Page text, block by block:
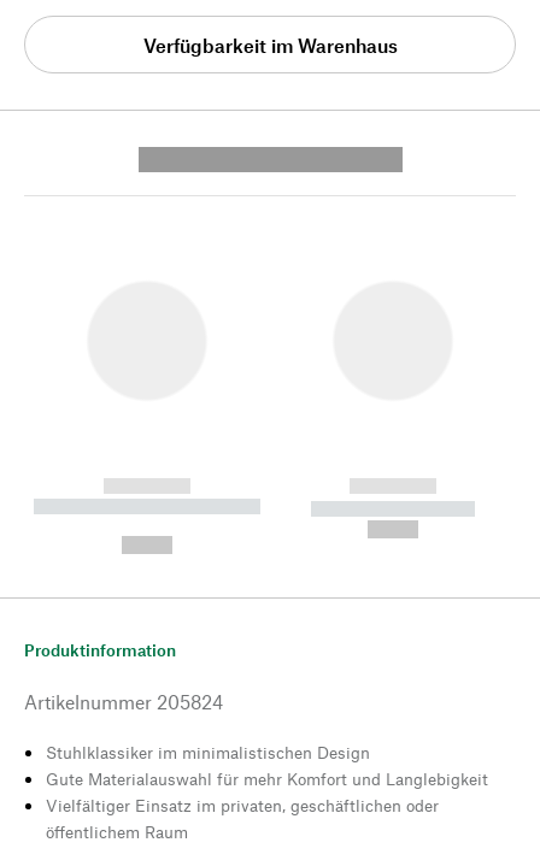
Verfügbarkeit im Warenhaus
------------
----------- ----------- --------
------------
----------- -----------
Produktinformation
Artikelnummer 205824
Stuhlklassiker im minimalistischen Design
Gute Materialauswahl für mehr Komfort und Langlebigkeit
Vielfältiger Einsatz im privaten, geschäftlichen oder
öffentlichem Raum